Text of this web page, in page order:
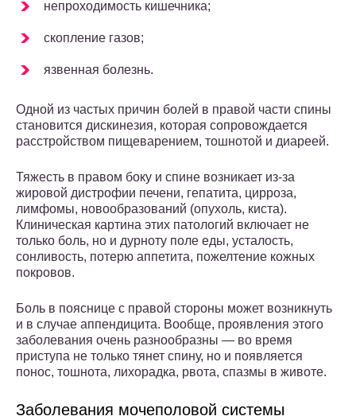
непроходимость кишечника;
скопление газов;
язвенная болезнь.
Одной из частых причин болей в правой части спины
становится дискинезия, которая сопровождается
расстройством пищеварением, тошнотой и диареей.
Тяжесть в правом боку и спине возникает из-за
жировой дистрофии печени, гепатита, цирроза,
лимфомы, новообразований (опухоль, киста).
Клиническая картина этих патологий включает не
только боль, но и дурноту поле еды, усталость,
сонливость, потерю аппетита, пожелтение кожных
покровов.
Боль в пояснице с правой стороны может возникнуть
и в случае аппендицита. Вообще, проявления этого
заболевания очень разнообразны — во время
приступа не только тянет спину, но и появляется
понос, тошнота, лихорадка, рвота, спазмы в животе.
Заболевания мочеполовой системы